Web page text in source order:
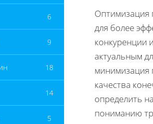
6
9
18
14
5
Оптимизация
для более
конкуренции
актуальным
минимизация
качества
определить
пониманию